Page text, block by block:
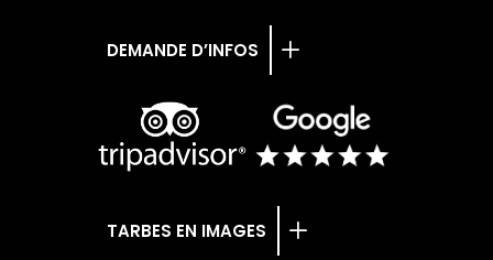
DEMANDE D’INFOS
TARBES EN IMAGES